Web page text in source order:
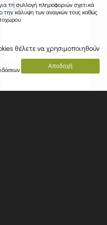
τη συλλογή πληροφοριών σχετικά
την κάλυψη των αναγκών τους καθώς
θέλετε να χρησιμοποιηθούν